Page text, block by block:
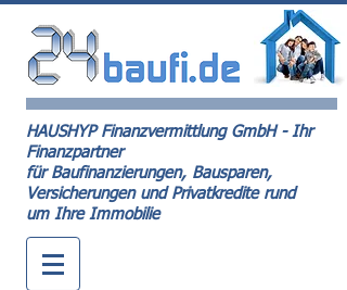
HAUSHYP Finanzvermittlung GmbH - Ihr
Finanzpartner
für Baufinanzierungen, Bausparen,
Versicherungen und Privatkredite rund
um Ihre Immobilie